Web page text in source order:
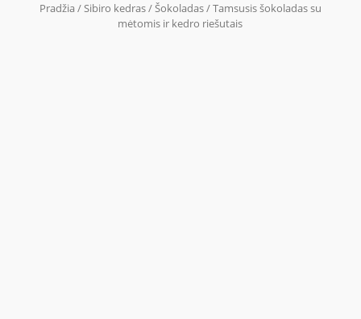
Pradžia /Sibiro kedras/Šokoladas/ Tamsusis šokoladas su
mėtomis ir kedro riešutais